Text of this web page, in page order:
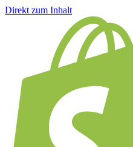
Direkt zum Inhalt